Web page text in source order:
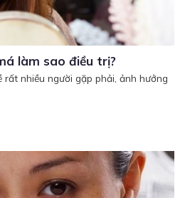
làm sao điều trị?
nhiều người gặp phải, ảnh hưởng